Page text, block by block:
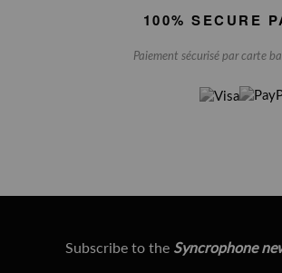
100% SECURE
Paiement sécurisé par carte
Subscribe to the Syncrophone